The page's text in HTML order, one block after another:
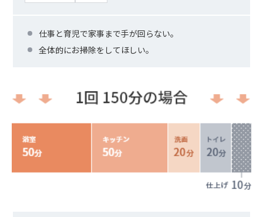
仕事と育児で家事まで手が回らない。
全体的にお掃除をしてほしい。